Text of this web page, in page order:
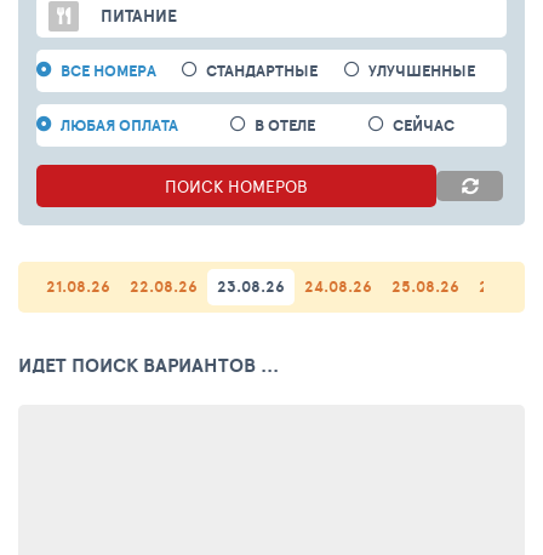
ПИТАНИЕ
ВСЕ НОМЕРА СТАНДАРТНЫЕ УЛУЧШЕННЫЕ
ЛЮБАЯ ОПЛАТА В ОТЕЛЕ СЕЙЧАС
ПОИСК НОМЕРОВ
21.08.26 22.08.26 23.08.26 24.08.26 25.08.26
ИДЕТ ПОИСК ВАРИАНТОВ ...